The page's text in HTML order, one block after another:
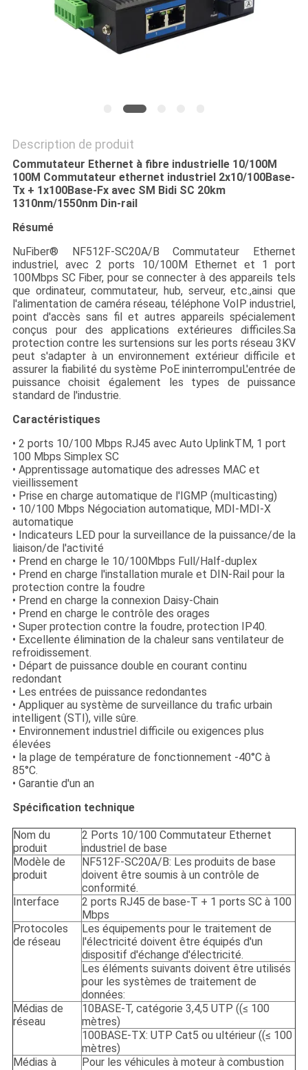
Description de produit
Commutateur Ethernet à fibre industrielle 10/100M
100M Commutateur ethernet industriel 2x10/100Base-
Tx + 1x100Base-Fx avec SM Bidi SC 20km
1310nm/1550nm Din-rail
Résumé
NuFiber® NF512F-SC20A/B Commutateur Ethernet
industriel, avec 2 ports 10/100M Ethernet et 1 port
100Mbps SC Fiber, pour se connecter à des appareils tels
que ordinateur, commutateur, hub, serveur, etc.,ainsi que
l'alimentation de caméra réseau, téléphone VoIP industriel,
point d'accès sans fil et autres appareils spécialement
conçus pour des applications extérieures difficiles.Sa
protection contre les surtensions sur les ports réseau 3KV
peut s'adapter à un environnement extérieur difficile et
assurer la fiabilité du système PoE ininterrompuL'entrée de
puissance choisit également les types de puissance
standard de l'industrie.
Caractéristiques
• 2 ports 10/100 Mbps RJ45 avec Auto UplinkTM, 1 port
100 Mbps Simplex SC
• Apprentissage automatique des adresses MAC et
vieillissement
• Prise en charge automatique de l'IGMP (multicasting)
• 10/100 Mbps Négociation automatique, MDI-MDI-X
automatique
• Indicateurs LED pour la surveillance de la puissance/de la
liaison/de l'activité
• Prend en charge le 10/100Mbps Full/Half-duplex
• Prend en charge l'installation murale et DIN-Rail pour la
protection contre la foudre
• Prend en charge la connexion Daisy-Chain
• Prend en charge le contrôle des orages
• Super protection contre la foudre, protection IP40.
• Excellente élimination de la chaleur sans ventilateur de
refroidissement.
• Départ de puissance double en courant continu
redondant
• Les entrées de puissance redondantes
• Appliquer au système de surveillance du trafic urbain
intelligent (STI), ville sûre.
• Environnement industriel difficile ou exigences plus
élevées
• la plage de température de fonctionnement -40°C à
85°C.
• Garantie d'un an
Spécification technique
Nom du
produit
2 Ports 10/100 Commutateur Ethernet
industriel de base
Modèle de
produit
NF512F-SC20A/B: Les produits de base
doivent être soumis à un contrôle de
conformité.
Interface
2 ports RJ45 de base-T + 1 ports SC à 100
Mbps
Protocoles
de réseau
Les équipements pour le traitement de
l'électricité doivent être équipés d'un
dispositif d'échange d'électricité.
Les éléments suivants doivent être utilisés
pour les systèmes de traitement de
données:
Médias de
réseau
10BASE-T, catégorie 3,4,5 UTP ((≤ 100
mètres)
100BASE-TX: UTP Cat5 ou ultérieur ((≤ 100
mètres)
Médias à
Pour les véhicules à moteur à combustion